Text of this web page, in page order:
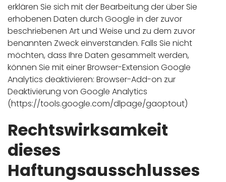
erklären Sie sich mit der Bearbeitung der über Sie
erhobenen Daten durch Google in der zuvor
beschriebenen Art und Weise und zu dem zuvor
benannten Zweck einverstanden. Falls Sie nicht
möchten, dass Ihre Daten gesammelt werden,
können Sie mit einer Browser-Extension Google
Analytics deaktivieren: Browser-Add-on zur
Deaktivierung von Google Analytics
(https://tools.google.com/dlpage/gaoptout)
Rechtswirksamkeit
dieses
Haftungsausschlusses